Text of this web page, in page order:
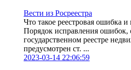
Вести из Росреестра
Что такое реестровая ошибка и
Порядок исправления
государственном реестре
предусмотрен ст. ...
2023-03-14 22:06:59